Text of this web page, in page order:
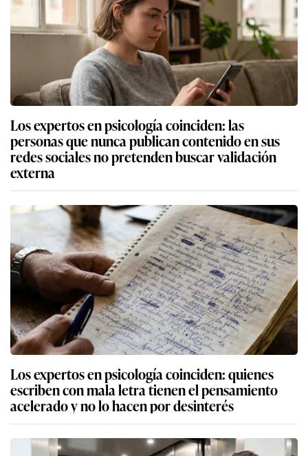
Los expertos en psicología coinciden: las
personas que nunca publican contenido en sus
redes sociales no pretenden buscar validación
externa
Los expertos en psicología coinciden: quienes
escriben con mala letra tienen el pensamiento
acelerado y no lo hacen por desinterés